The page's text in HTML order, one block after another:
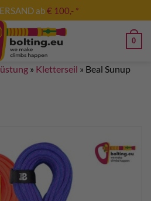
ab€ 100,- *
0
» Kletterseil » Beal Sunup